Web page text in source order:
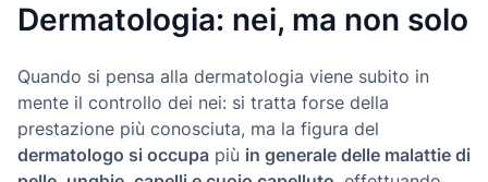
Dermatologia: nei, ma non solo
Quando si pensa alla dermatologia viene subito in
mente il controllo dei nei: si tratta forse della
prestazione più conosciuta, ma la figura del
dermatologo si occupa più in generale delle malattie di